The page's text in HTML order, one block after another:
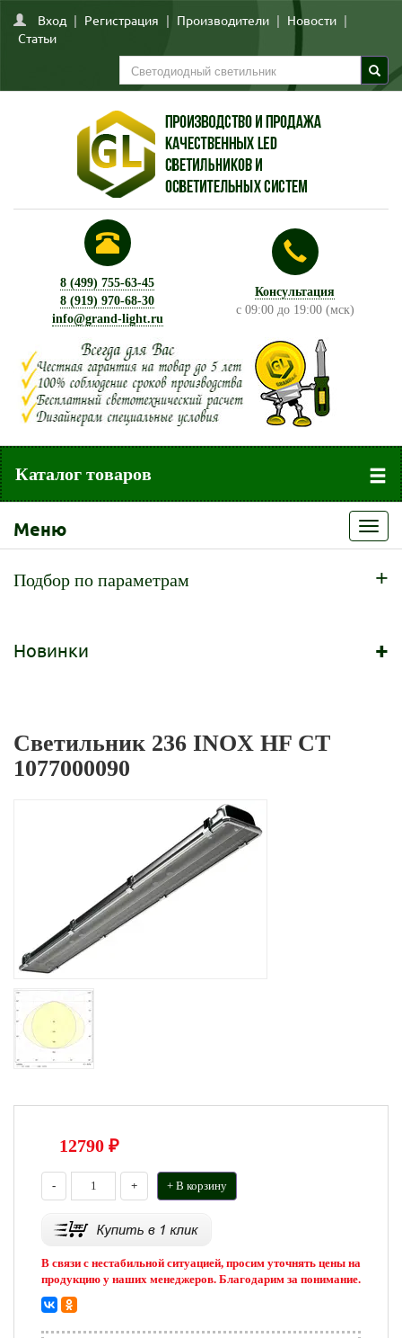
Вход | Регистрация | Производители | Новости |
Статьи
8 (499) 755-63-45
8 (919) 970-68-30
info@grand-light.ru
Консультация
с 09:00 до 19:00 (мск)
Каталог товаров
Меню
Подбор по параметрам +
Новинки +
Светильник 236 INOX HF СТ
1077000090
12790 ₽
- + + В корзину
В связи с нестабильной ситуацией, просим уточнять цены на
продукцию у наших менеджеров. Благодарим за понимание.